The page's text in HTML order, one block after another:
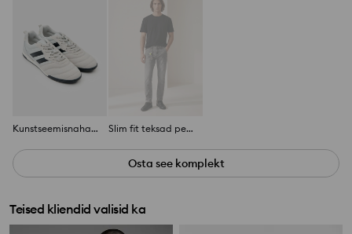
Kunstseemisnahast tossud kontrastsete triipudega Slim fit teksad pesemiefektiga
Osta see komplekt
Teised kliendid valisid ka